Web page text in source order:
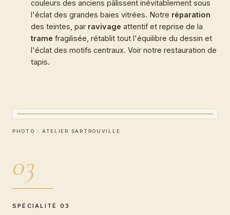
couleurs des anciens pâlissent inévitablement sous
l'éclat des grandes baies vitrées. Notre réparation
des teintes, par ravivage attentif et reprise de la
trame fragilisée, rétablit tout l'équilibre du dessin et
l'éclat des motifs centraux. Voir notre restauration de
tapis.
PHOTO · ATELIER SARTROUVILLE
03
SPÉCIALITÉ 03